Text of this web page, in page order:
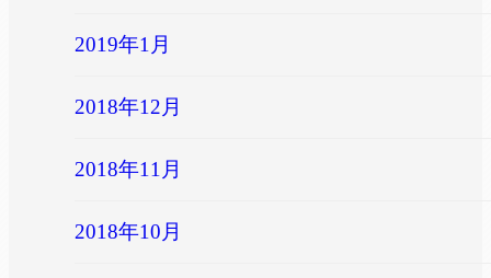
2019年1月
2018年12月
2018年11月
2018年10月